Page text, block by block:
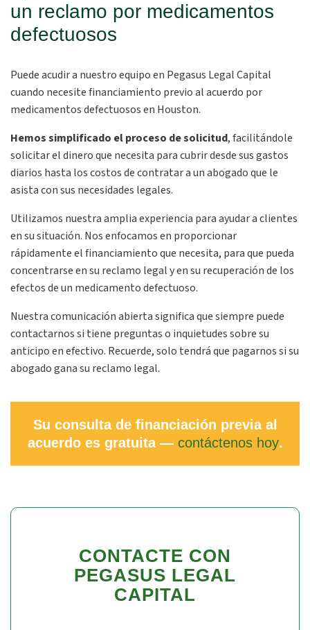
un reclamo por medicamentos
defectuosos
Puede acudir a nuestro equipo en Pegasus Legal Capital
cuando necesite financiamiento previo al acuerdo por
medicamentos defectuosos en Houston.
Hemos simplificado el proceso de solicitud, facilitándole
solicitar el dinero que necesita para cubrir desde sus gastos
diarios hasta los costos de contratar a un abogado que le
asista con sus necesidades legales.
Utilizamos nuestra amplia experiencia para ayudar a clientes
en su situación. Nos enfocamos en proporcionar
rápidamente el financiamiento que necesita, para que pueda
concentrarse en su reclamo legal y en su recuperación de los
efectos de un medicamento defectuoso.
Nuestra comunicación abierta significa que siempre puede
contactarnos si tiene preguntas o inquietudes sobre su
anticipo en efectivo. Recuerde, solo tendrá que pagarnos si su
abogado gana su reclamo legal.
Su consulta de financiación previa al
acuerdo es gratuita — contáctenos hoy.
CONTACTE CON
PEGASUS LEGAL
CAPITAL